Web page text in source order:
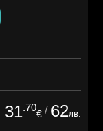
31.70
€ / 62лв.